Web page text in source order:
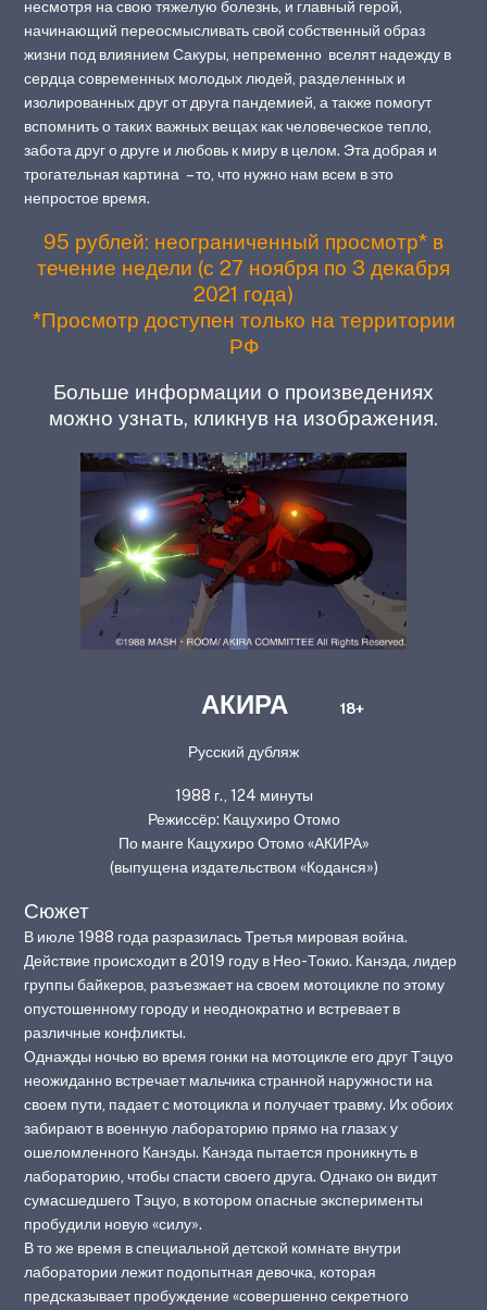
несмотря на свою тяжелую болезнь, и главный герой,
начинающий переосмысливать свой собственный образ
жизни под влиянием Сакуры, непременно вселят надежду в
сердца современных молодых людей, разделенных и
изолированных друг от друга пандемией, а также помогут
вспомнить о таких важных вещах как человеческое тепло,
забота друг о друге и любовь к миру в целом. Эта добрая и
трогательная картина – то, что нужно нам всем в это
непростое время.
95 рублей: неограниченный просмотр* в
течение недели (с 27 ноября по 3 декабря
2021 года)
*Просмотр доступен только на территории
РФ
Больше информации о произведениях
можно узнать, кликнув на изображения.
АКИРА 18+
Русский дубляж
1988 г., 124 минуты
Режиссёр: Кацухиро Отомо
По манге Кацухиро Отомо «‎АКИРА‎»‎
(выпущена издательством «Коданся‎»)
Сюжет
В июле 1988 года разразилась Третья мировая война.
Действие происходит в 2019 году в Нео-Токио. Канэда, лидер
группы байкеров, разъезжает на своем мотоцикле по этому
опустошенному городу и неоднократно и встревает в
различные конфликты.
Однажды ночью во время гонки на мотоцикле его друг Тэцуо
неожиданно встречает мальчика странной наружности на
своем пути, падает с мотоцикла и получает травму. Их обоих
забирают в военную лабораторию прямо на глазах у
ошеломленного Канэды. Канэда пытается проникнуть в
лабораторию, чтобы спасти своего друга. Однако он видит
сумасшедшего Тэцуо, в котором опасные эксперименты
пробудили новую «силу».
В то же время в специальной детской комнате внутри
лаборатории лежит подопытная девочка, которая
предсказывает пробуждение «совершенно секретного